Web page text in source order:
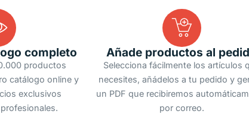
completo
productos
catálogo online y
exclusivos
Añade productos al
Selecciona fácilmente los artículos
necesites, añádelos a tu pedido y
un PDF que recibiremos
por correo.